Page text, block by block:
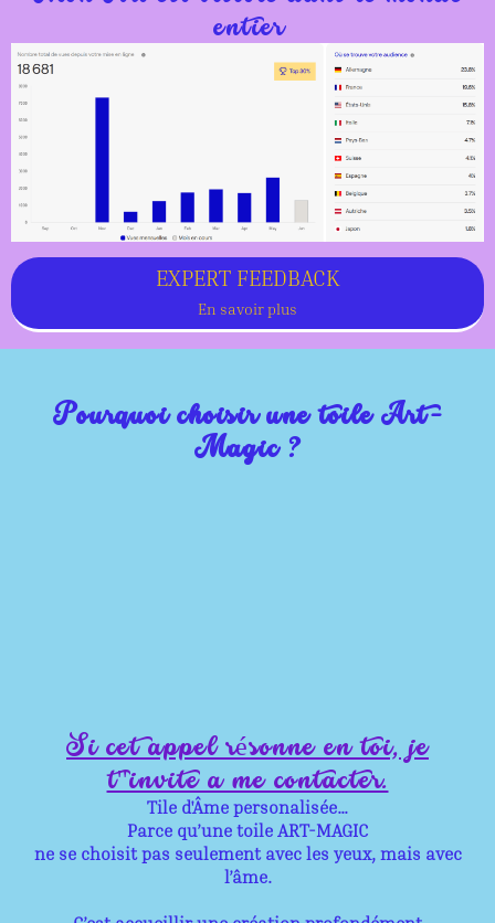
entier
EXPERT FEEDBACK
En savoir plus
Pourquoi choisir une toile Art-
Magic ?
Si cet appel résonne en toi, je
t''invite a me contacter.
Tile d'Âme personalisée...
Parce qu’une toile ART-MAGIC
ne se choisit pas seulement avec les yeux, mais avec
l’âme.